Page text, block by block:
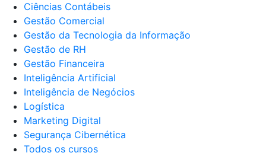
Ciências Contábeis
Gestão Comercial
Gestão da Tecnologia da Informação
Gestão de RH
Gestão Financeira
Inteligência Artificial
Inteligência de Negócios
Logística
Marketing Digital
Segurança Cibernética
Todos os cursos